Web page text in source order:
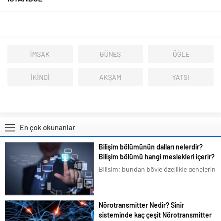
İMSAK GÜNEŞ ÖĞLE
İKİNDİ AKŞAM YATSI
En çok okunanlar
Bilişim bölümünün dalları nelerdir?
Bilişim bölümü hangi meslekleri içerir?
Bilişim; bundan böyle özellikle gençlerin
en basit bir şeyi bile akıllı telefonlarımız
üzerindeki uygulamalardan...
Nörotransmitter Nedir? Sinir
sisteminde kaç çeşit Nörotransmitter